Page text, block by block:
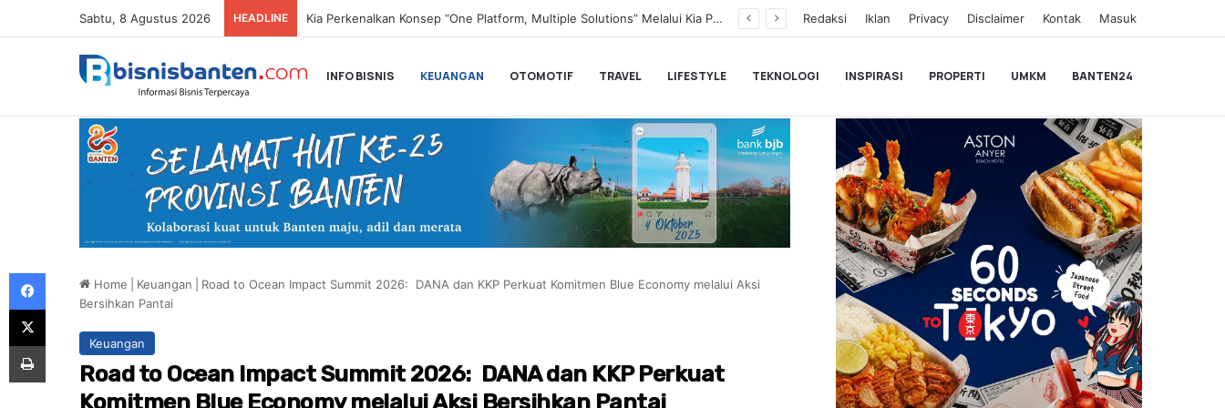
Sabtu, 8 Agustus 2026 HEADLINE Transformasi Digital Perkuat Layanan, Bank bjb Raih Lima Titanium Awards pada PRIMA Awards 2026 Redaksi Iklan Privacy Disclaimer Kontak Masuk
INFO BISNIS KEUANGAN OTOMOTIF TRAVEL LIFESTYLE TEKNOLOGI INSPIRASI PROPERTI UMKM BANTEN24
Home Keuangan
Road to Ocean Impact Summit 2026: DANA dan KKP Perkuat Komitmen Blue Economy melalui Aksi
Bersihkan Pantai
Keuangan
Road to Ocean Impact Summit 2026: DANA dan KKP Perkuat
Komitmen Blue Economy melalui Aksi Bersihkan Pantai